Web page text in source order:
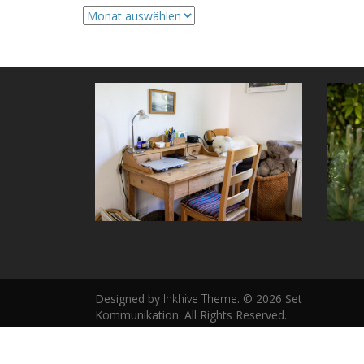
Archive
Designed by Inkhive Theme. © 2026 Set
Kommunikation. All Rights Reserved.